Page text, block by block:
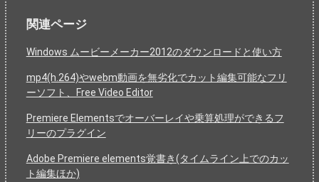
関連ページ
Windows ムービーメーカー2012のダウンロードと使い方
mp4(h.264)やwebm動画を無劣化でカット編集可能なフリ
ーソフト、Free Video Editor
Premiere Elementsでオーバーレイや乗算処理ができるフ
リーのプラグイン
Adobe Premiere elements覚書き(タイムライン上でのカッ
ト編集ほか)